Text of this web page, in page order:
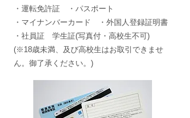
・運転免許証 ・パスポート
・マイナンバーカード ・外国人登録証明書
・社員証 学生証(写真付・高校生不可)
(※18歳未満、及び高校生はお取引できませ
ん。御了承ください。)